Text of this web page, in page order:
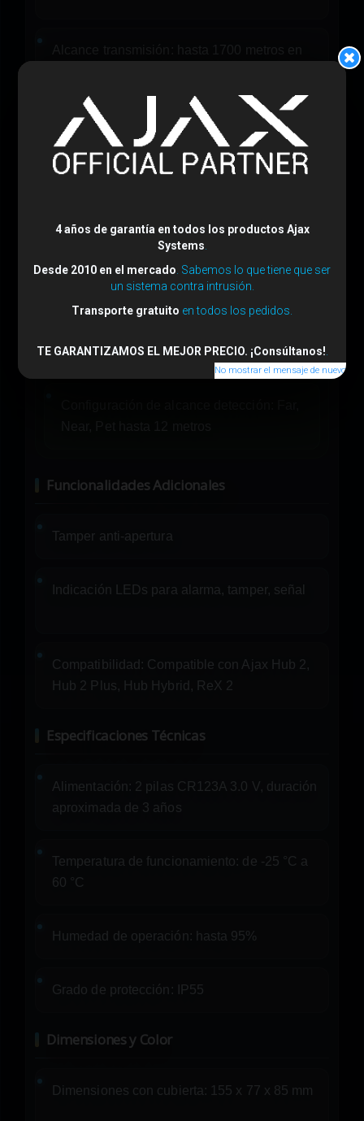
Inmunidad a mascotas:hasta 12 metros
Configuración y Sensibilidad
media, baja)
Funcionalidades Adicionales
Tamper anti-apertura
Indicación LEDs para alarma, tamper, señal
Compatibilidad: Compatible con Ajax Hub 2,
Hub 2 Plus, Hub Hybrid, ReX 2
Especificaciones Técnicas
Alimentación: 2 pilas CR123A 3.0 V, duración
aproximada de 3 años
Temperatura de funcionamiento: de -25 °C a
60 °C
Humedad de operación: hasta 95%
Grado de protección: IP55
Dimensiones y Color
Dimensiones con cubierta: 155 x 77 x 85 mm
4 años de garantía en todos los productos Ajax
Systems
Desde 2010 en el mercado . Sabemos lo que tiene que ser
un sistema contra intrusión.
Transporte gratuito en todos los pedidos.
TE GARANTIZAMOS EL MEJOR PRECIO. ¡Consúltanos!
No mostrar el mensaje de nuevo